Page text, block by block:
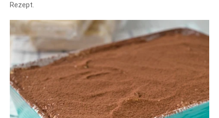
Rezept.